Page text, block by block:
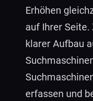
Erhöhen
auf Ihrer
klarer Aufbau
erfassen und